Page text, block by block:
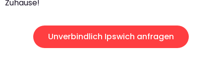
Zuhause!
Unverbindlich Ipswich anfragen